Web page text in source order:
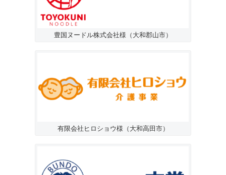
豊国ヌードル株式会社様（大和郡山市）
有限会社ヒロショウ様（大和高田市）